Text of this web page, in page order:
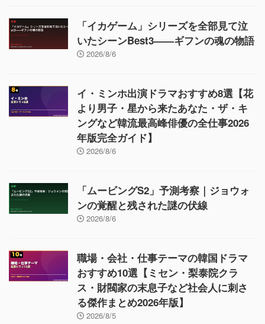
「イカゲーム」シリーズを全部見て泣
いたシーンBest3——ギフンの魂の物語
2026/8/6
イ・ミンホ出演ドラマおすすめ8選【花
より男子・星から来たあなた・ザ・キ
ングなど韓流最高峰俳優の全仕事2026
年版完全ガイド】
2026/8/6
「ムービングS2」予測考察｜ジョウォ
ンの覚醒と残された謎の伏線
2026/8/6
職場・会社・仕事テーマの韓国ドラマ
おすすめ10選【ミセン・梨泰院クラ
ス・財閥家の末息子など社会人に刺さ
る傑作まとめ2026年版】
2026/8/5